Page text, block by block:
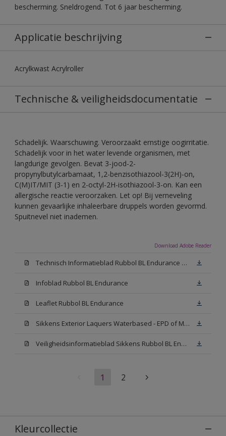
bescherming. Sneldrogend. Tot 6 jaar bescherming.
Applicatie beschrijving
Acrylkwast Acrylroller
Technische & veiligheidsdocumentatie
Schadelijk. Waarschuwing. Veroorzaakt ernstige oogirritatie.
Schadelijk voor in het water levende organismen, met
langdurige gevolgen. Bevat 3-jood-2-
propynylbutylcarbamaat, 1,2-benzisothiazool-3(2H)-on,
C(M)IT/MIT (3-1) en 2-octyl-2H-isothiazool-3-on. Kan een
allergische reactie veroorzaken. Let op! Bij verneveling
kunnen gevaarlijke inhaleerbare druppels worden gevormd.
Spuitnevel niet inademen.
Download Adobe Reader
Technisch Informatieblad Rubbol BL Endurance HG (PDF)
Infoblad Rubbol BL Endurance
Leaflet Rubbol BL Endurance
Sikkens Exterior Laquers Waterbased - EPD of Milieuproductverklaring
Veiligheidsinformatieblad Sikkens Rubbol BL Endurance High Gloss N00 (MSDS)
1 2
Kleurcollectie